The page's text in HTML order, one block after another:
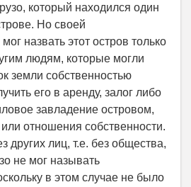
который находился один
Но своей
назвать этот остров только
людям, которые могли
земли собственностью
его в аренду, залог либо
завладение островом,
отношения собственности.
других лиц, т.е. без общества,
не мог называть
в этом случае не было